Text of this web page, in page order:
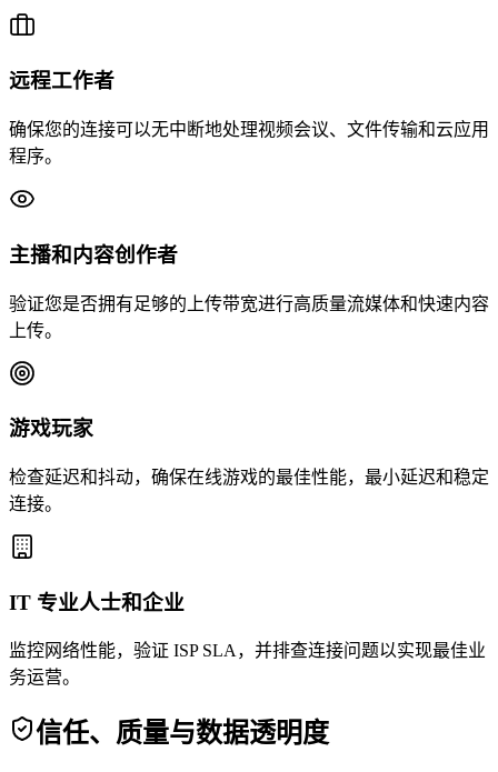
远程工作者
确保您的连接可以无中断地处理视频会议、文件传输和云应用
程序。
主播和内容创作者
验证您是否拥有足够的上传带宽进行高质量流媒体和快速内容
上传。
游戏玩家
检查延迟和抖动，确保在线游戏的最佳性能，最小延迟和稳定
连接。
IT 专业人士和企业
监控网络性能，验证 ISP SLA，并排查连接问题以实现最佳业
务运营。
信任、质量与数据透明度